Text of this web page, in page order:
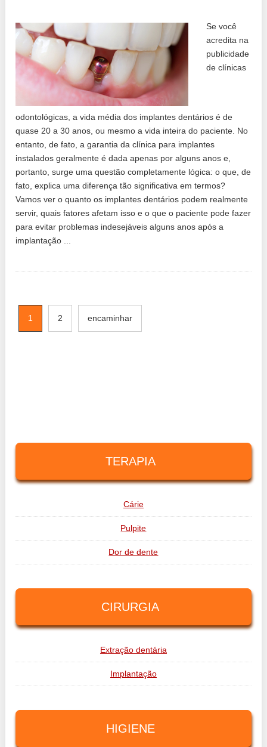
Se você
acredita na
publicidade
de clínicas
odontológicas, a vida média dos implantes dentários é de
quase 20 a 30 anos, ou mesmo a vida inteira do paciente. No
entanto, de fato, a garantia da clínica para implantes
instalados geralmente é dada apenas por alguns anos e,
portanto, surge uma questão completamente lógica: o que, de
fato, explica uma diferença tão significativa em termos?
Vamos ver o quanto os implantes dentários podem realmente
servir, quais fatores afetam isso e o que o paciente pode fazer
para evitar problemas indesejáveis ​​alguns anos após a
implantação ...
1 2 encaminhar
TERAPIA
Cárie
Pulpite
Dor de dente
CIRURGIA
Extração dentária
Implantação
HIGIENE